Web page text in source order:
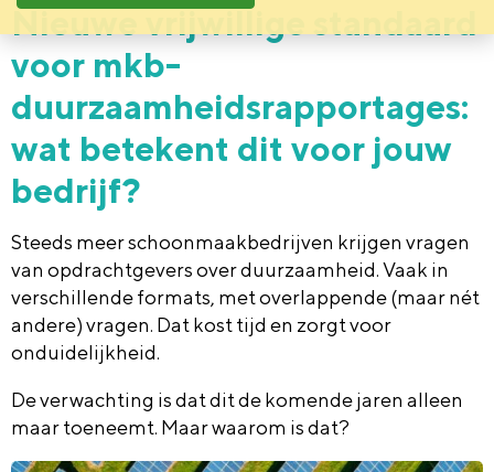
Nieuwe vrijwillige standaard
voor mkb-
duurzaamheidsrapportages:
wat betekent dit voor jouw
bedrijf?
Steeds meer schoonmaakbedrijven krijgen vragen
van opdrachtgevers over duurzaamheid. Vaak in
verschillende formats, met overlappende (maar nét
andere) vragen. Dat kost tijd en zorgt voor
onduidelijkheid.
De verwachting is dat dit de komende jaren alleen
maar toeneemt. Maar waarom is dat?